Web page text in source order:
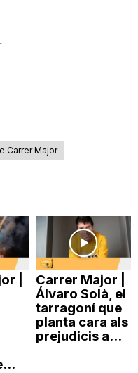
Carrer Major
|
Carrer Major |
Álvaro Solà, el
tarragoní que
planta cara als
prejudicis a...